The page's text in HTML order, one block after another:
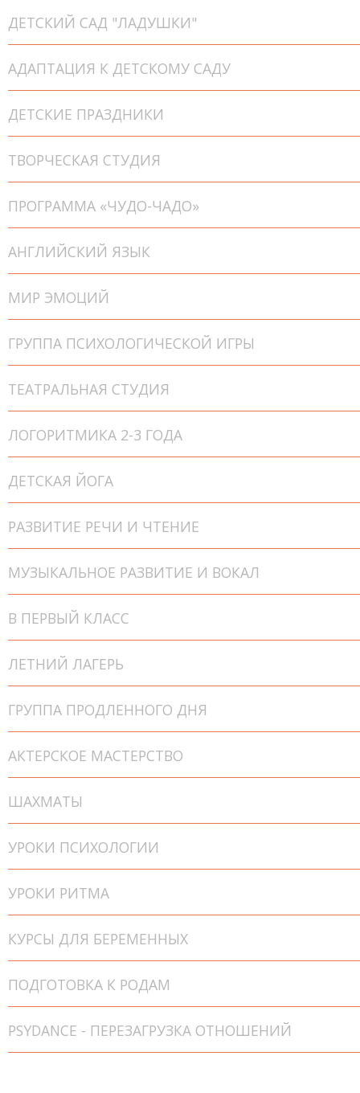
ДЕТСКИЙ САД "ЛАДУШКИ"
АДАПТАЦИЯ К ДЕТСКОМУ САДУ
ДЕТСКИЕ ПРАЗДНИКИ
ТВОРЧЕСКАЯ СТУДИЯ
ПРОГРАММА «ЧУДО-ЧАДО»
АНГЛИЙСКИЙ ЯЗЫК
МИР ЭМОЦИЙ
ГРУППА ПСИХОЛОГИЧЕСКОЙ ИГРЫ
ТЕАТРАЛЬНАЯ СТУДИЯ
ЛОГОРИТМИКА 2-3 ГОДА
ДЕТСКАЯ ЙОГА
РАЗВИТИЕ РЕЧИ И ЧТЕНИЕ
МУЗЫКАЛЬНОЕ РАЗВИТИЕ И ВОКАЛ
В ПЕРВЫЙ КЛАСС
ЛЕТНИЙ ЛАГЕРЬ
ГРУППА ПРОДЛЕННОГО ДНЯ
АКТЕРСКОЕ МАСТЕРСТВО
ШАХМАТЫ
УРОКИ ПСИХОЛОГИИ
УРОКИ РИТМА
КУРСЫ ДЛЯ БЕРЕМЕННЫХ
ПОДГОТОВКА К РОДАМ
PSYDANCE - ПЕРЕЗАГРУЗКА ОТНОШЕНИЙ